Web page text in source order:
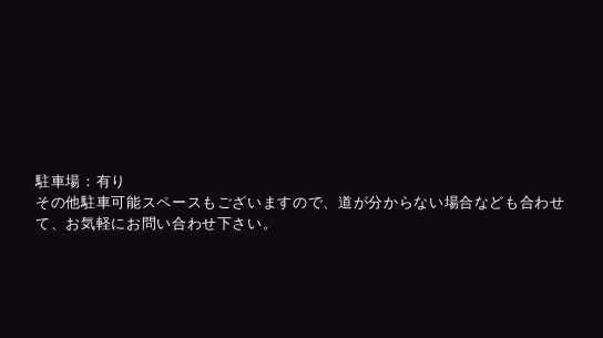
駐車場：有り
その他駐車可能スペースもございますので、道が分からない場合なども合わせ
て、お気軽にお問い合わせ下さい。